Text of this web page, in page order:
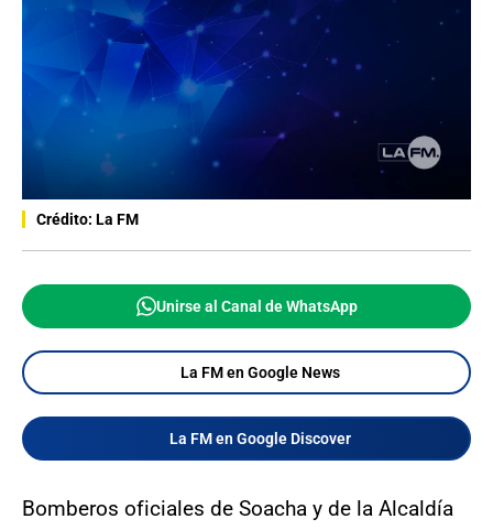
Crédito: La FM
Unirse al Canal de WhatsApp
La FM en Google News
La FM en Google Discover
Bomberos oficiales de Soacha y de la Alcaldía